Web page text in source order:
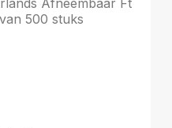
Ft
van 500 stuks